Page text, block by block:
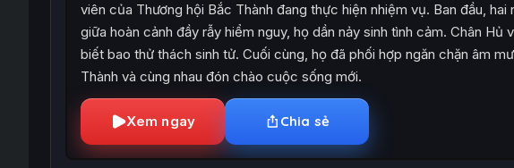
viên của Thương hội Bắc Thành đang thực hiện nhiệm vụ. Ban đầu, hai
giữa hoàn cảnh đầy rẫy hiểm nguy, họ dần nảy sinh tình cảm. Chân Hủ
biết bao thử thách sinh tử. Cuối cùng, họ đã phối hợp ngăn chặn âm
Thành và cùng nhau đón chào cuộc sống mới.
Xem ngay Chia sẻ